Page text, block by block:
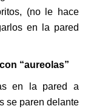
(no le hace
en la pared
“aureolas”
en la pared a
se paren delante